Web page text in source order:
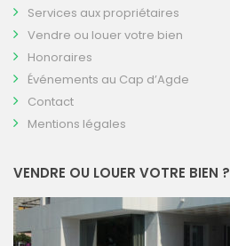
Services aux propriétaires
Vendre ou louer votre bien
Honoraires
Événements au Cap d’Agde
Contact
Mentions légales
VENDRE OU LOUER VOTRE BIEN ?